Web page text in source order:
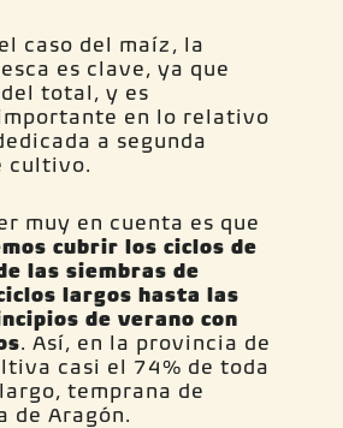
caso del maíz, la
es clave, ya que
total, y es
en lo relativo
a segunda
cultivo.
muy en cuenta es que
cubrir los ciclos de
las siembras de
largos hasta las
de veranocon
. Así, en la provincia de
casi el 74% de toda
temprana de
de Aragón.